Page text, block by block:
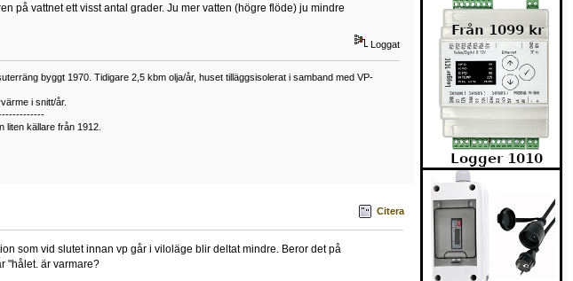
på vattnet ett visst antal grader. Ju mer vatten (högre flöde) ju mindre
Loggat
byggt 1970. Tidigare 2,5 kbm olja/år, huset tilläggsisolerat i samband med VP-
i snitt/år.
liten källare från 1912.
Citera
som vid slutet innan vp går i viloläge blir deltat mindre. Beror det på
"hålet. är varmare?